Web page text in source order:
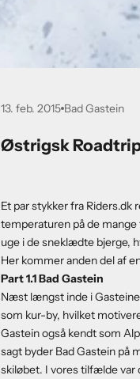
13. feb. 2015 Bad Gastein
Østrigsk
Et par stykker fra Riders.dk
temperaturen på de mange
uge i de sneklædte bjerge,
Her kommer anden del af
Part 1.1 Bad Gastein
Næst længst inde i
som kur-by, hvilket
Gastein også kendt som
sagt byder Bad Gastein på
skiløbet. I vores tilfælde